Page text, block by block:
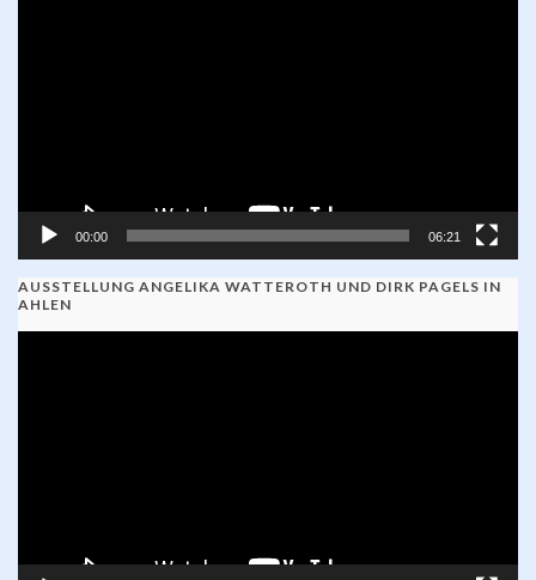
00:00 06:21
AUSSTELLUNG ANGELIKA WATTEROTH UND DIRK PAGELS IN
AHLEN